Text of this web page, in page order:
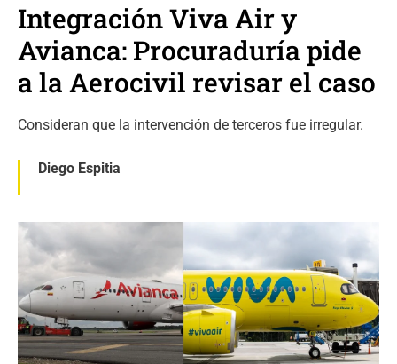
Integración Viva Air y
Avianca: Procuraduría pide
a la Aerocivil revisar el caso
Consideran que la intervención de terceros fue irregular.
Diego Espitia